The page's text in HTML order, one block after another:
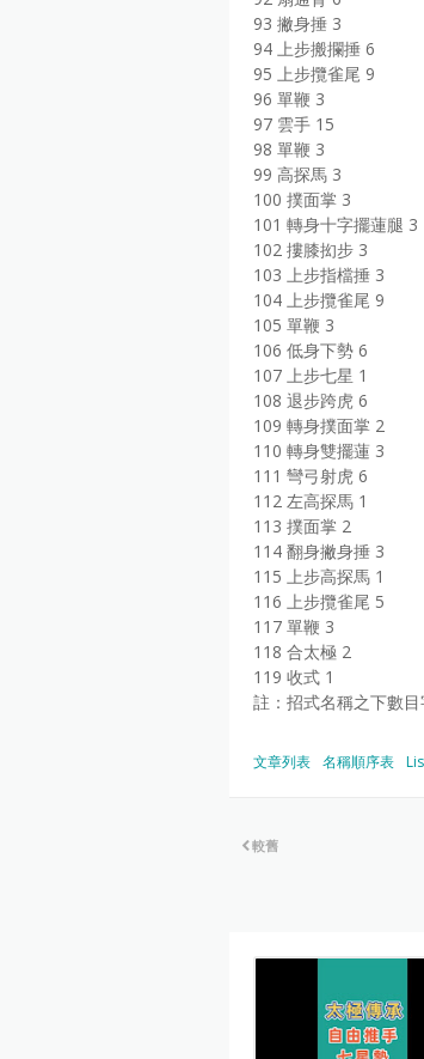
93 撇身捶 3
94 上步搬攔捶 6
95 上步攬雀尾 9
96 單鞭 3
97 雲手 15
98 單鞭 3
99 高探馬 3
100 撲面掌 3
101 轉身十字擺蓮腿 3
102 摟膝抝步 3
103 上步指檔捶 3
104 上步攬雀尾 9
105 單鞭 3
106 低身下勢 6
107 上步七星 1
108 退步跨虎 6
109 轉身撲面掌 2
110 轉身雙擺蓮 3
111 彎弓射虎 6
112 左高探馬 1
113 撲面掌 2
114 翻身撇身捶 3
115 上步高探馬 1
116 上步攬雀尾 5
117 單鞭 3
118 合太極 2
119 收式 1
註：招式名稱之下數
文章列表 名稱順序表
較舊